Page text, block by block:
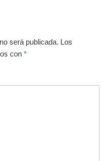
será publicada. Los
con*